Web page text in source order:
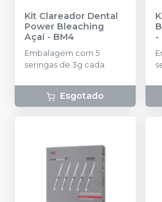
Kit Clareador Dental
Power Bleaching
Açaí- BM4
Embalagem com 5
seringas de 3g cada.
Esgotado
-